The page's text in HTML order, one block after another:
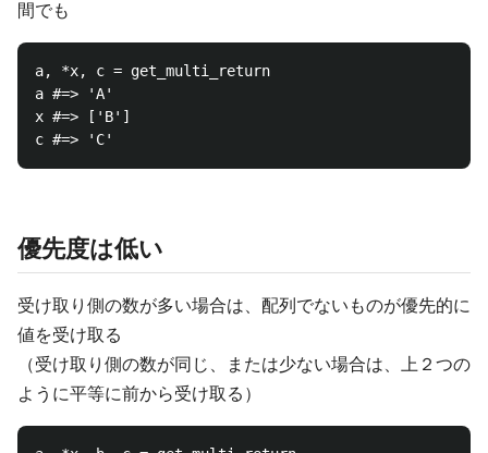
間でも
a, *x, c = get_multi_return
a #=> 'A'
x #=> ['B']
優先度は低い
受け取り側の数が多い場合は、配列でないものが優先的に
値を受け取る
（受け取り側の数が同じ、または少ない場合は、上２つの
ように平等に前から受け取る）